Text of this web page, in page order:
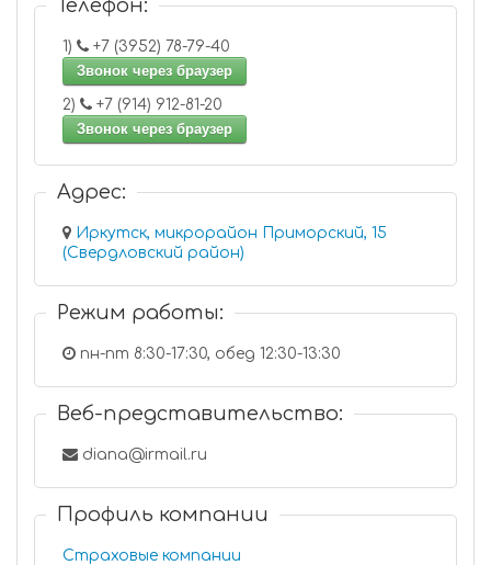
Телефон:
1)
+7 (3952) 78-79-40
Звонок через браузер
2)
+7 (914) 912-81-20
Звонок через браузер
Адрес:
Иркутск, микрорайон Приморский, 15
(Свердловский район)
Режим работы:
пн-пт 8:30-17:30, обед 12:30-13:30
Веб-представительство:
diana@irmail.ru
Профиль компании
Страховые компании